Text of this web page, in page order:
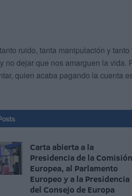
ruido, tanta manipulación y
no dejar que nos amarguen la
quien acaba pagando la cuenta
Carta abierta a la
Presidencia de la Comisión
Europea, al Parlamento
Europeo y a la Presidencia
del Consejo de Europa